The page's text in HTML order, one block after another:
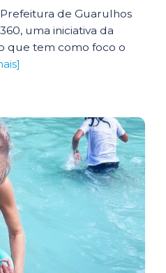
de Guarulhos
uma iniciativa da
que tem como foco o